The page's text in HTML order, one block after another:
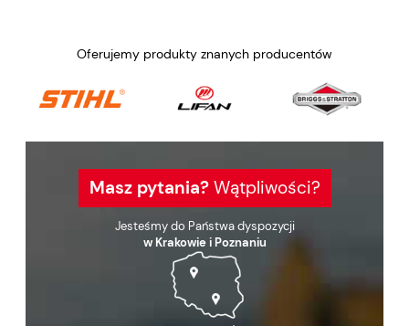
Oferujemy produkty znanych producentów
Masz pytania?Wątpliwości?
Jesteśmy do Państwa dyspozycji
w Krakowie i Poznaniu